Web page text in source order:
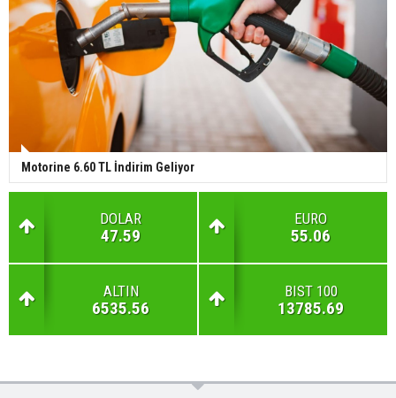
Motorine 6.60 TL İndirim Geliyor
DOLAR
47.59
EURO
55.06
ALTIN
6535.56
BIST 100
13785.69